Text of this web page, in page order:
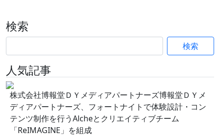
検索
検索
人気記事
株式会社博報堂ＤＹメディアパートナーズ博報堂ＤＹメ
ディアパートナーズ、フォートナイトで体験設計・コン
テンツ制作を行うAlcheとクリエイティブチーム
「ReIMAGINE」を組成